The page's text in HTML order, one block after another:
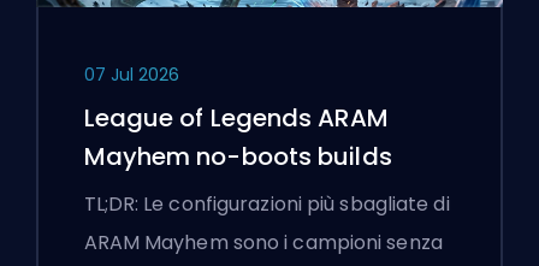
07 Jul 2026
League of Legends ARAM
Mayhem no-boots builds
TL;DR: Le configurazioni più sbagliate di
ARAM Mayhem sono i campioni senza